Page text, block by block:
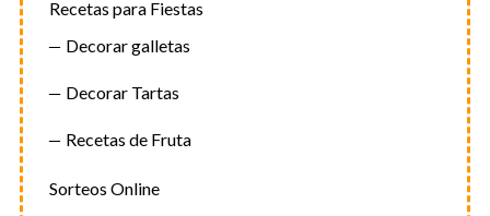
Recetas para Fiestas
Decorar galletas
Decorar Tartas
Recetas de Fruta
Sorteos Online